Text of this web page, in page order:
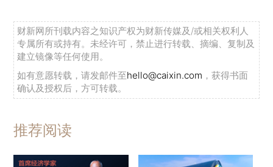
财新网所刊载内容之知识产权为财新传媒及/或相关权利人
专属所有或持有。未经许可，禁止进行转载、摘编、复制及
建立镜像等任何使用。
如有意愿转载，请发邮件至hello@caixin.com ，获得书面
确认及授权后，方可转载。
推荐阅读